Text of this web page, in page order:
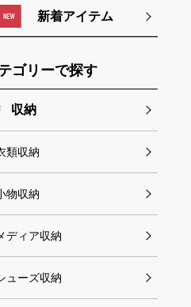
新着アイテム
ゴリーで探す
収納
類収納
物収納
ディア収納
ューズ収納